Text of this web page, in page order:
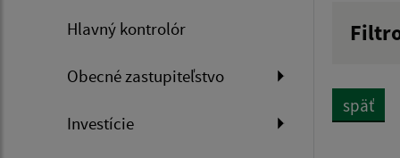
Hlavný kontrolór
Obecné zastupiteľstvo
Investície
späť